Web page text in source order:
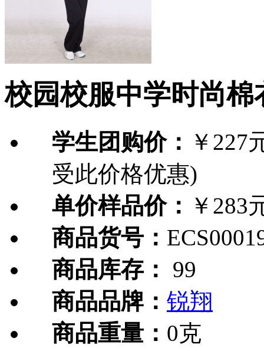
校园校服中学时尚棉
学生团购价： ￥227
受此价格优惠)
单价样品价： ￥283
商品货号：
商品库存：
99
商品品牌： 锐翔
商品重量： 0克